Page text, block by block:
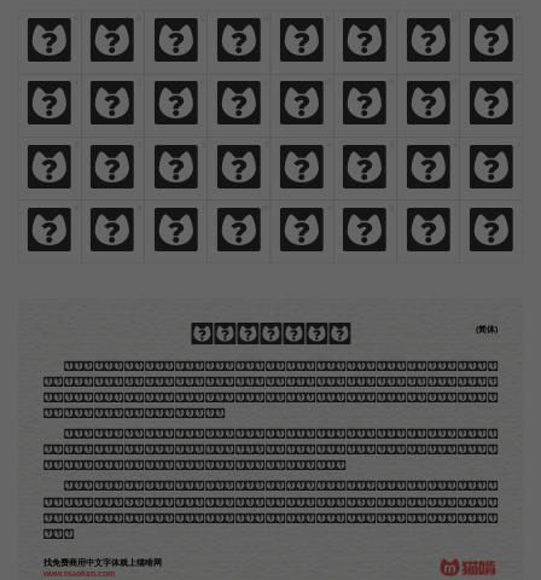
A B C D E F G H
I J K L M N O P
0 1 2 3 4 5 6 7
8 9 ! @ # $ , .
木刻创作法·序
地不问东西，凡木刻的图版，向来是画管画，刻管刻，印管印的。中国用得最早，而照例也久经衰
退；清光绪中，英人傅兰雅氏编印《格致汇编》，插图就已非中国刻工所能刻，精细的必需由英国运了
图版来。那就是所谓「木口木刻」，也即「复制木刻」，和用在编给印度人读的英文书，后来也就移给
中国人读的英文书上的插画，是同类的。
那时我还是一个儿童，见了这些图，便震惊于它的精工活泼，当作宝贝看。到近几年，才知道西洋
还有一种由画家一手造成的版画，也就是原画，倘用木版，便叫作「创作木刻」，是艺术家直接的创作
品，毫不假手于刻者和印者的。现在我们所要绍介的，便是这一种。
但是至今没有一本讲说木刻的书，这才是第一本。虽然稍简略，却已经给了读者一个大意。由此发
展下去，路是广大得很。题材会丰富起来的，技艺也会精炼起来的，采取新法，加以中国旧日之所长，
还有开出一条新的路径来的希望。那时作者各将自己的本领和心得，贡献出来，中国的木刻界就会发生
光焰。
(简体)
找免费商用中文字体就上猫啃网
www.maoken.com